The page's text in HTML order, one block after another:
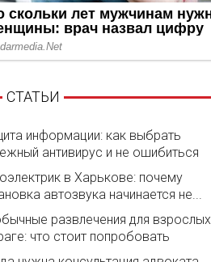
СТАТЬИ
информации: как выбрать
антивирус и не ошибиться
в Харькове: почему
автозвука начинается не...
развлечения для взрослых
что стоит попробовать